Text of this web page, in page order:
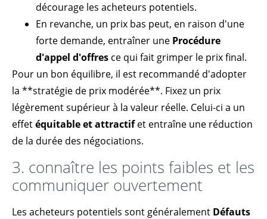
décourage les acheteurs potentiels.
En revanche, un prix bas peut, en raison d'une
forte demande, entraîner une Procédure
d'appel d'offres ce qui fait grimper le prix final.
Pour un bon équilibre, il est recommandé d'adopter
la **stratégie de prix modérée**. Fixez un prix
légèrement supérieur à la valeur réelle. Celui-ci a un
effetéquitable et attractifet entraîne une réduction
de la durée des négociations.
3. connaître les points faibles et les
communiquer ouvertement
Les acheteurs potentiels sont généralement Défauts